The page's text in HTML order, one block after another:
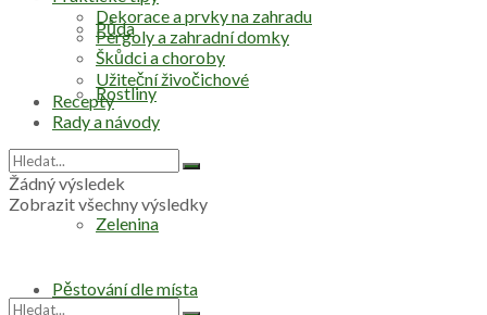
Půda
Rostliny
Zelenina
Pěstování dle místa
Dekorace a prvky na zahradu
Pergoly a zahradní domky
Škůdci a choroby
Užiteční živočichové
Recepty
Rady a návody
Žádný výsledek
Zobrazit všechny výsledky